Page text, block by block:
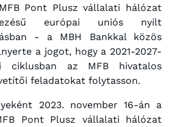
App letöltése
Pont Plusz vállalati hálózat
európai uniós nyílt
- a MBH Bankkal közös
a jogot, hogy a 2021-2027-
ciklusban az MFB hivatalos
feladatokat folytasson.
2023. november 16-án a
Pont Plusz vállalati hálózat